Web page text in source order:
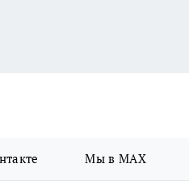
Мы в MAX